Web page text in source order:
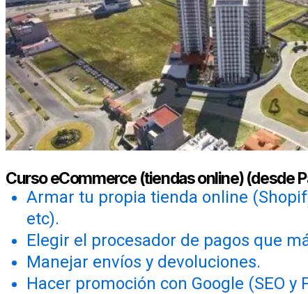
Curso eCommerce (tiendas online) (desde
Armar tu propia tienda online
etc).
Elegir el procesador de pagos que
Manejar envíos y devoluciones.
Hacer promoción con Google (SEO y